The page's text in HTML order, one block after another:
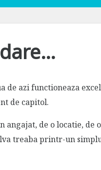
de azi functioneaza
de capitol.
angajat, de o locatie, de
treaba printr-un